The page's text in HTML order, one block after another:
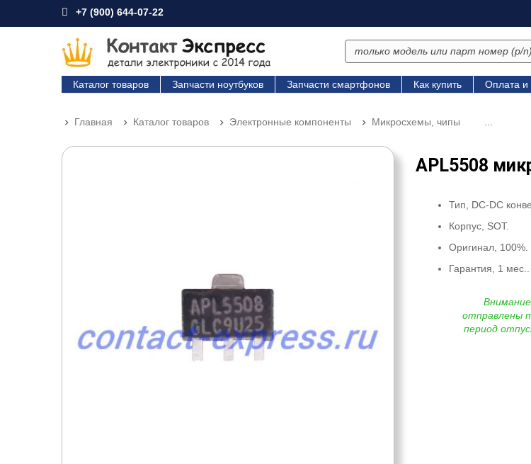
+7 (900) 644-07-22
Каталог товаров Запчасти ноутбуков Запчасти смартфонов Как купить Оплата и
Главная Каталог товаров Электронные компоненты Микросхемы, чипы
APL5508
Тип, DC-DC
Корпус, SOT.
Оригинал, 100%.
Гарантия, 1 мес..
отправлены
период